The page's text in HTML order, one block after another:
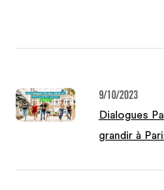
9/10/2023
Dialogues
grandir à